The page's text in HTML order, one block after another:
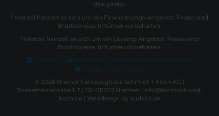
(Neupreis).
2 Hierbei handelt es sich um ein Finanzierungs-Angebot. Preise sind
Bruttopreise. Irrtümer vorbehalten.
3 Hierbei handelt es sich um ein Leasing-Angebot. Preise sind
Bruttopreise. Irrtümer vorbehalten.
Impressum
Datenschutz Barrierefreiheit EU Data Act
Cookie Einstellungen
© 2026 Bremer Fahrzeughaus Schmidt + Koch AG |
Stresemannstraße 1-7 | DE-28207 Bremen | info@schmidt-und-
koch.de | Webdesign by audaris.de